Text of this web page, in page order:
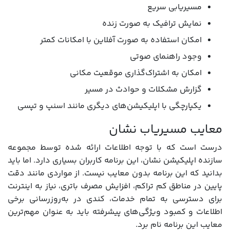
مسیریابی سریع
نمایش ترافیک به صورت زنده
امکان استفاده به صورت آفلاین با امکانات کمتر
وجود راهنمای صوتی
امکان به اشتراک‌گذاری موقعیت مکانی
گزارش مشکلات و حوادث در مسیر
یکپارچگی با اپلیکیشن‌های دیگری مانند اسنپ و تپسی
معایب مسیریاب نشان
درست است که با توجه اطلاعات ارائه شده توسط مجموعه
سازنده اپلیکیشن نشان، این برنامه کاربران بسیاری دارد. اما باید
بدانید که این برنامه بدون معایب نیست. از مواردی مانند دقت
پایین در مناطق کم تراکم، افزایش مصرف باتری، نیاز به اینترنت
برای دسترسی به تمام خدمات، کندی در به‌روزرسانی برخی
اطلاعات و کمبود ویژگی‌های پیشرفته باید به عنوان مهم‌ترین
معایب این برنامه نام برد.